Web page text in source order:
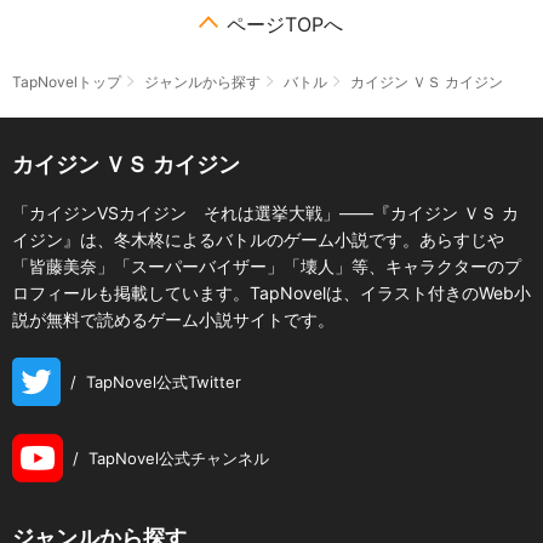
ページTOPへ
TapNovelトップ ジャンルから探す バトル カイジン ＶＳ カイジン
カイジン ＶＳ カイジン
「カイジンVSカイジン それは選挙大戦」――『カイジン ＶＳ カ
イジン』は、冬木柊によるバトルのゲーム小説です。あらすじや
「皆藤美奈」「スーパーバイザー」「壊人」等、キャラクターのプ
ロフィールも掲載しています。TapNovelは、イラスト付きのWeb小
説が無料で読めるゲーム小説サイトです。
/ TapNovel公式Twitter
/ TapNovel公式チャンネル
ジャンルから探す